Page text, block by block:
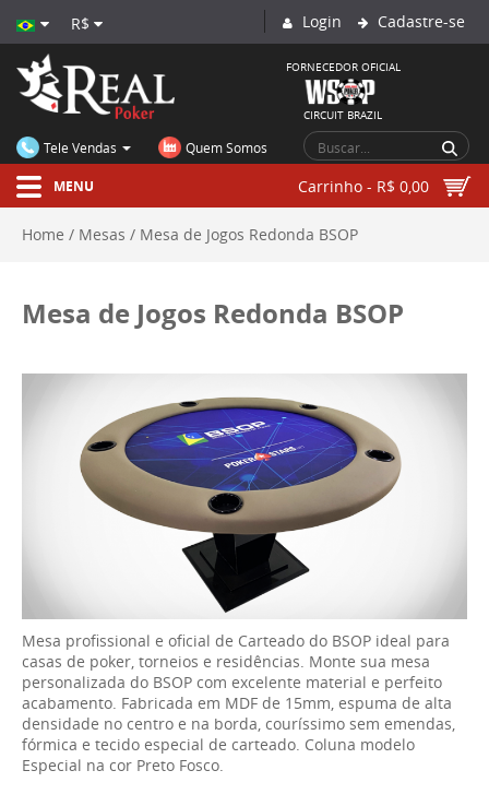
R$
FORNECEDOR OFICIAL
CIRCUIT BRAZIL
Login Cadastre-se
Carrinho - R$ 0,00
Tele Vendas Quem Somos
MENU
Home Mesas Mesa de Jogos Redonda BSOP
Mesa de Jogos Redonda BSOP
Mesa profissional e oficial de Carteado do BSOP ideal para
casas de poker, torneios e residências. Monte sua mesa
personalizada do BSOP com excelente material e perfeito
acabamento. Fabricada em MDF de 15mm, espuma de alta
densidade no centro e na borda, couríssimo sem emendas,
fórmica e tecido especial de carteado. Coluna modelo
Especial na cor Preto Fosco.